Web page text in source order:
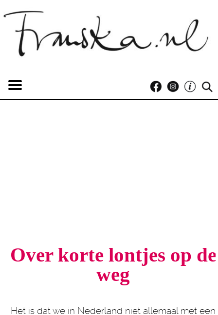
Over korte lontjes op de
weg
Het is dat we in Nederland niet allemaal met een